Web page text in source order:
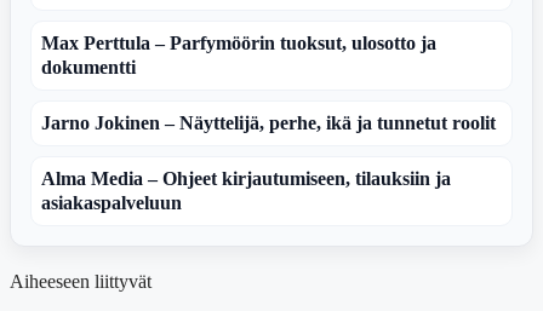
Max Perttula – Parfymöörin tuoksut, ulosotto ja
dokumentti
Jarno Jokinen – Näyttelijä, perhe, ikä ja tunnetut roolit
Alma Media – Ohjeet kirjautumiseen, tilauksiin ja
asiakaspalveluun
Aiheeseen liittyvät